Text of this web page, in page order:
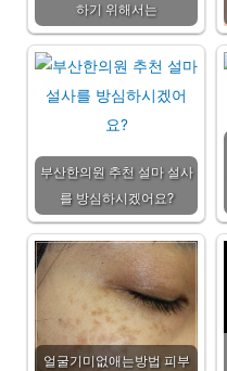
하기 위해서는
부산한의원 추천 설마 설사
를 방심하시겠어요?
얼굴기미없애는방법 피부